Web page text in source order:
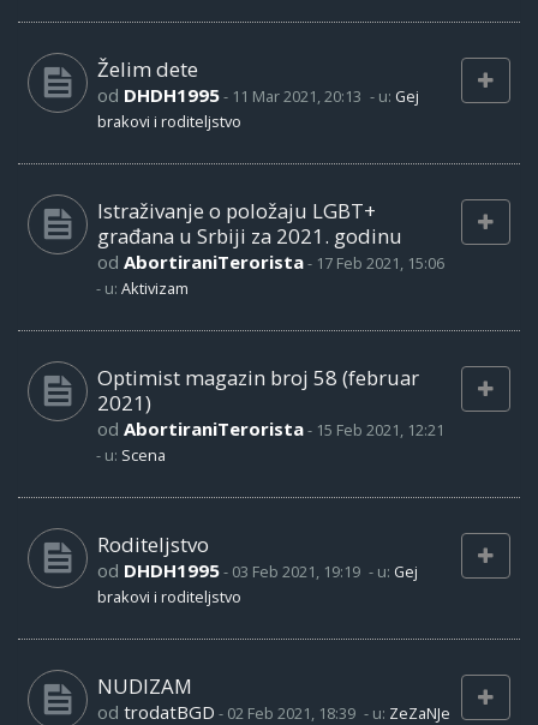
Želim dete
od DHDH1995- 11 Mar 2021, 20:13 - u: Gej
brakovi i roditeljstvo
Istraživanje o položaju LGBT+
građana u Srbiji za 2021. godinu
od AbortiraniTerorista- 17 Feb 2021, 15:06
- u: Aktivizam
Optimist magazin broj 58 (februar
2021)
od AbortiraniTerorista- 15 Feb 2021, 12:21
- u: Scena
Roditeljstvo
od DHDH1995- 03 Feb 2021, 19:19 - u: Gej
brakovi i roditeljstvo
NUDIZAM
od trodatBGD - 02 Feb 2021, 18:39 - u: ZeZaNJe